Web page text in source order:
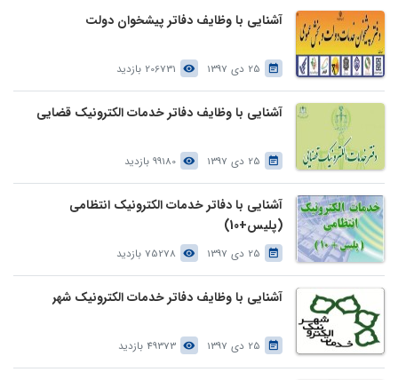
آشنایی با وظایف دفاتر پیشخوان دولت
25 دی 1397 206731 بازدید
آشنایی با وظایف دفاتر خدمات الکترونیک قضایی
25 دی 1397 99180 بازدید
آشنایی با دفاتر خدمات الکترونیک انتظامی
(پلیس+10)
25 دی 1397 75278 بازدید
آشنایی با وظایف دفاتر خدمات الکترونیک شهر
25 دی 1397 49373 بازدید